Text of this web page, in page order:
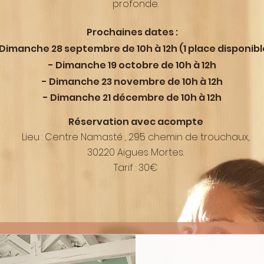
profonde.
Prochaines dates :
28 septembre de 10h à 12h (1 place
- Dimanche 19 octobre de 10h à 12h
- Dimanche 23 novembre de 10h à 12h
- Dimanche 21 décembre de 10h à 12h
Réservation avecacompte
Lieu : Centre Namasté , 295 chemin de trouchaux,
30220 Aigues Mortes.
Tarif : 30€